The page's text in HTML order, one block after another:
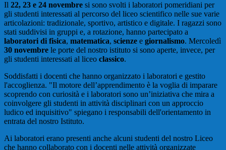
Il 22, 23 e 24 novembre si sono svolti i laboratori pomeridiani per
gli studenti interessati al percorso del liceo scientifico nelle sue varie
articolazioni: tradizionale, sportivo, artistico e digitale. I ragazzi sono
stati suddivisi in gruppi e, a rotazione, hanno partecipato a
laboratori di fisica, matematica, scienze e giornalismo. Mercoledì
30 novembre le porte del nostro istituto si sono aperte, invece, per
gli studenti interessati al liceo classico.
Soddisfatti i docenti che hanno organizzato i laboratori e gestito
l'accoglienza. "Il motore dell’apprendimento è la voglia di imparare
scoprendo con curiosità e i laboratori sono un’iniziativa che mira a
coinvolgere gli studenti in attività disciplinari con un approccio
ludico ed inquisitivo" spiegano i responsabili dell'orientamento in
entrata del nostro Istituto.
Ai laboratori erano presenti anche alcuni studenti del nostro Liceo
che hanno collaborato con i docenti nelle attività organizzate